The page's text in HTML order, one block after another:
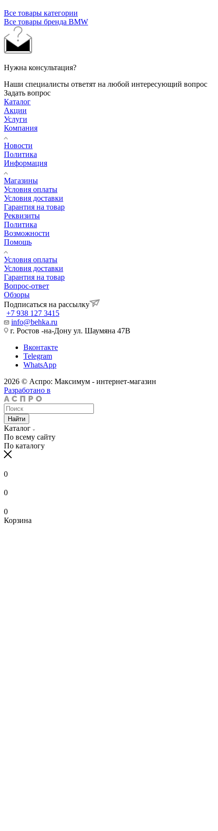
Все товары категории
Все товары бренда BMW
Нужна консультация?
Наши специалисты ответят на любой интересующий вопрос
Задать вопрос
Каталог
Акции
Услуги
Компания
Новости
Политика
Информация
Магазины
Условия оплаты
Условия доставки
Гарантия на товар
Реквизиты
Политика
Возможности
Помощь
Условия оплаты
Условия доставки
Гарантия на товар
Вопрос-ответ
Обзоры
Подписаться на рассылку
+7 938 127 3415
info@behka.ru
г. Ростов -на-Дону ул. Шаумяна 47В
Вконтакте
Telegram
WhatsApp
2026 © Аспро: Максимум - интернет-магазин
Разработано в
Найти
Каталог
По всему сайту
По каталогу
0
0
0
Корзина